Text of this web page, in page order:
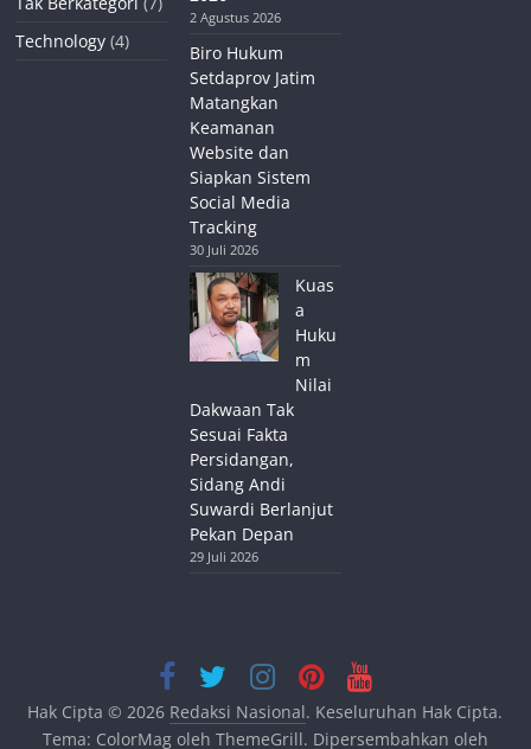
Technology (4)
2 Agustus 2026
Biro Hukum
Setdaprov Jatim
Matangkan
Keamanan
Website dan
Siapkan Sistem
Social Media
Tracking
30 Juli 2026
Kuas
a
Huku
m
Nilai
Dakwaan Tak
Sesuai Fakta
Persidangan,
Sidang Andi
Suwardi Berlanjut
Pekan Depan
29 Juli 2026
Hak Cipta © 2026 Redaksi Nasional. Keseluruhan Hak Cipta.
Tema: ColorMagoleh ThemeGrill. Dipersembahkan oleh